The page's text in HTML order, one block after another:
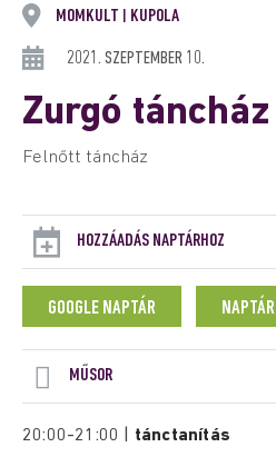
MOMKULT KUPOLA
2021. SZEPTEMBER 10.
Zurgó táncház
Felnőtt táncház
HOZZÁADÁS NAPTÁRHOZ
GOOGLE NAPTÁR NAPTÁR
MŰSOR
20:00-21:00 | tánctanítás